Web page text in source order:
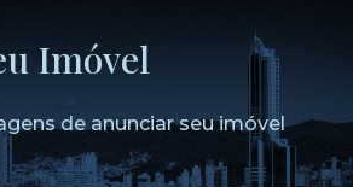
Imóvel
de anunciar seu imóvel